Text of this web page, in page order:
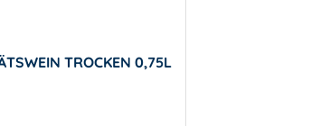
TROCKEN 0,75L